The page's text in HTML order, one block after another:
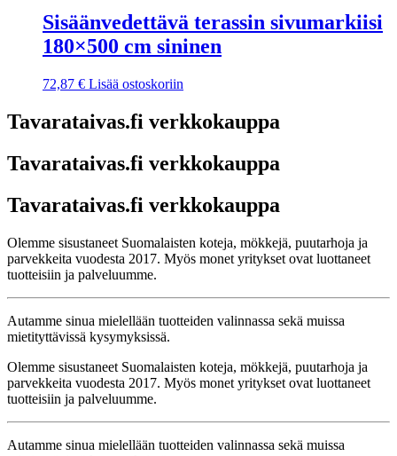
Sisäänvedettävä terassin sivumarkiisi
180×500 cm sininen
72,87 € Lisää ostoskoriin
Tavarataivas.fi verkkokauppa
Tavarataivas.fi verkkokauppa
Tavarataivas.fi verkkokauppa
Olemme sisustaneet Suomalaisten koteja, mökkejä, puutarhoja ja
parvekkeita vuodesta 2017. Myös monet yritykset ovat luottaneet
tuotteisiin ja palveluumme.
Autamme sinua mielellään tuotteiden valinnassa sekä muissa
mietityttävissä kysymyksissä.
Olemme sisustaneet Suomalaisten koteja, mökkejä, puutarhoja ja
parvekkeita vuodesta 2017. Myös monet yritykset ovat luottaneet
tuotteisiin ja palveluumme.
Autamme sinua mielellään tuotteiden valinnassa sekä muissa